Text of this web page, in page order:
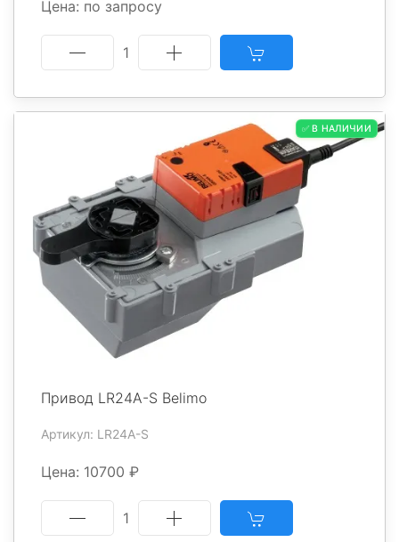
Цена: по запросу
1
✅ В НАЛИЧИИ
Привод LR24A-S Belimo
Артикул: LR24A-S
Цена: 10700 ₽
1